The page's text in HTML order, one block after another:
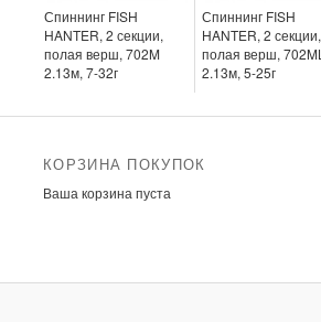
Спиннинг FISH
HANTER, 2 секции,
полая верш, 702M
2.13м, 7-32г
Спиннинг FISH
HANTER, 2 секции,
полая верш, 702ML
2.13м, 5-25г
КОРЗИНА ПОКУПОК
Ваша корзина пуста